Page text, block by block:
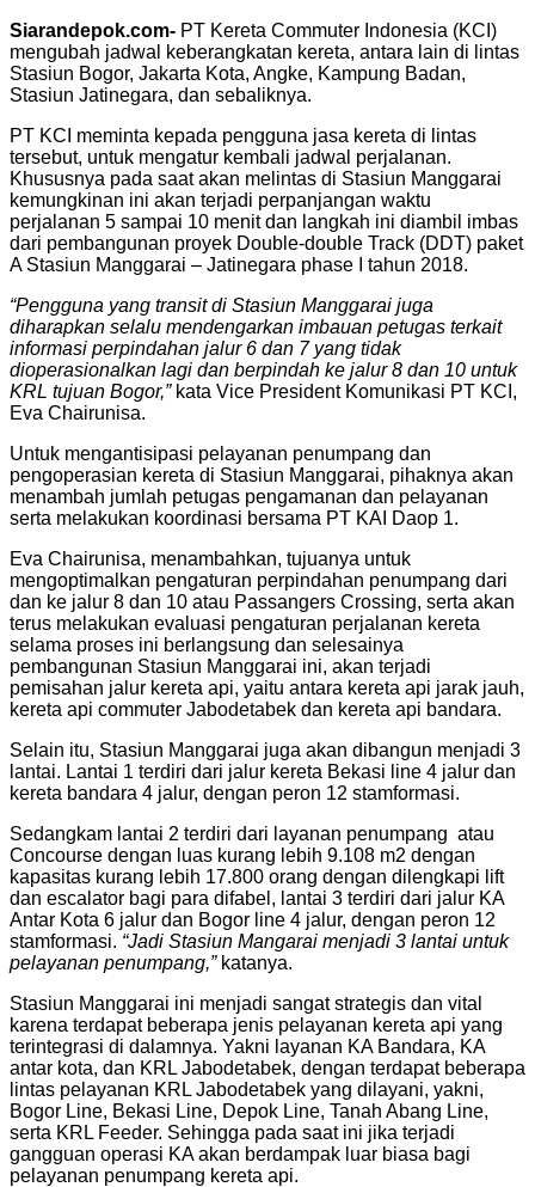
Siarandepok.com- PT Kereta Commuter Indonesia (KCI)
mengubah jadwal keberangkatan kereta, antara lain di lintas
Stasiun Bogor, Jakarta Kota, Angke, Kampung Badan,
Stasiun Jatinegara, dan sebaliknya.
PT KCI meminta kepada pengguna jasa kereta di lintas
tersebut, untuk mengatur kembali jadwal perjalanan.
Khususnya pada saat akan melintas di Stasiun Manggarai
kemungkinan ini akan terjadi perpanjangan waktu
perjalanan 5 sampai 10 menit dan langkah ini diambil imbas
dari pembangunan proyek Double-double Track (DDT) paket
A Stasiun Manggarai – Jatinegara phase I tahun 2018.
“Pengguna yang transit di Stasiun Manggarai juga
diharapkan selalu mendengarkan imbauan petugas terkait
informasi perpindahan jalur 6 dan 7 yang tidak
dioperasionalkan lagi dan berpindah ke jalur 8 dan 10 untuk
KRL tujuan Bogor,”kata Vice President Komunikasi PT KCI,
Eva Chairunisa.
Untuk mengantisipasi pelayanan penumpang dan
pengoperasian kereta di Stasiun Manggarai, pihaknya akan
menambah jumlah petugas pengamanan dan pelayanan
serta melakukan koordinasi bersama PT KAI Daop 1.
Eva Chairunisa, menambahkan, tujuanya untuk
mengoptimalkan pengaturan perpindahan penumpang dari
dan ke jalur 8 dan 10 atau Passangers Crossing, serta akan
terus melakukan evaluasi pengaturan perjalanan kereta
selama proses ini berlangsung dan selesainya
pembangunan Stasiun Manggarai ini, akan terjadi
pemisahan jalur kereta api, yaitu antara kereta api jarak jauh,
kereta api commuter Jabodetabek dan kereta api bandara.
Selain itu, Stasiun Manggarai juga akan dibangun menjadi 3
lantai. Lantai 1 terdiri dari jalur kereta Bekasi line 4 jalur dan
kereta bandara 4 jalur, dengan peron 12 stamformasi.
Sedangkam lantai 2 terdiri dari layanan penumpang atau
Concourse dengan luas kurang lebih 9.108 m2 dengan
kapasitas kurang lebih 17.800 orang dengan dilengkapi lift
dan escalator bagi para difabel, lantai 3 terdiri dari jalur KA
Antar Kota 6 jalur dan Bogor line 4 jalur, dengan peron 12
stamformasi. “Jadi Stasiun Mangarai menjadi 3 lantai untuk
pelayanan penumpang,” katanya.
Stasiun Manggarai ini menjadi sangat strategis dan vital
karena terdapat beberapa jenis pelayanan kereta api yang
terintegrasi di dalamnya. Yakni layanan KA Bandara, KA
antar kota, dan KRL Jabodetabek, dengan terdapat beberapa
lintas pelayanan KRL Jabodetabek yang dilayani, yakni,
Bogor Line, Bekasi Line, Depok Line, Tanah Abang Line,
serta KRL Feeder. Sehingga pada saat ini jika terjadi
gangguan operasi KA akan berdampak luar biasa bagi
pelayanan penumpang kereta api.